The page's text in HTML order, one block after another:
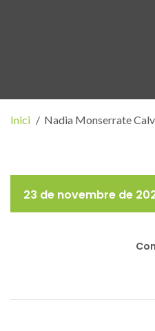
Inici Nadia Monserrate
23 de novembre de